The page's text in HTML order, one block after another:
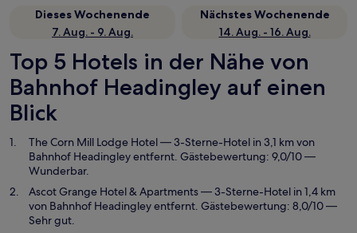
Dieses Wochenende
7. Aug. - 9. Aug.
Nächstes Wochenende
14. Aug. - 16. Aug.
Top 5 Hotels in der Nähe von
Bahnhof Headingley auf einen
Blick
The Corn Mill Lodge Hotel— 3-Sterne-Hotel in 3,1 km von
Bahnhof Headingley entfernt. Gästebewertung: 9,0/10 —
Wunderbar.
Ascot Grange Hotel & Apartments— 3-Sterne-Hotel in 1,4 km
von Bahnhof Headingley entfernt. Gästebewertung: 8,0/10 —
Sehr gut.